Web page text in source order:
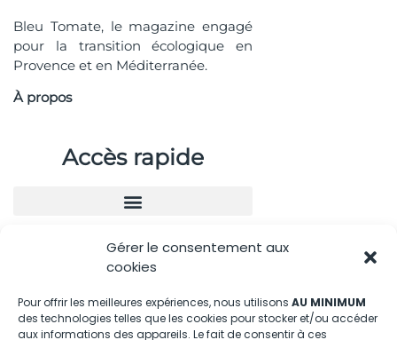
Gérer le consentement aux
cookies
Pour offrir les meilleures expériences, nous utilisons AU MINIMUM
des technologies telles que les cookies pour stocker et/ou accéder
aux informations des appareils. Le fait de consentir à ces
Bleu Tomate, le magazine engagé
pour la transition écologique en
Provence et en Méditerranée.
À propos
Accès rapide
Nous contacter
04.88.08.75.28
contactBT@bleu-tomate.fr